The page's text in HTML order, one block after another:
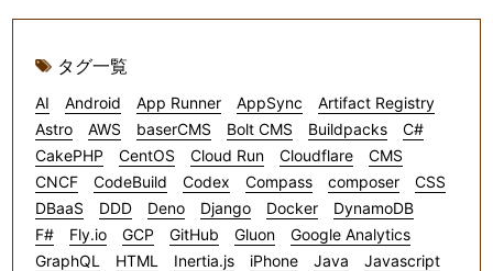
タグ一覧
AI Android App Runner AppSync
Artifact Registry
Astro
AWS baserCMS Bolt CMS Buildpacks
C#
CakePHP
CentOS Cloud Run Cloudflare
CMS
CNCF
CodeBuild Codex Compass composer
CSS
DBaaS
DDD Deno Django Docker
DynamoDB
F#
Fly.io GCP GitHub Gluon
Google Analytics
GraphQL
HTML Inertia.js iPhone Java
Javascript